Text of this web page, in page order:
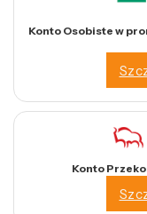
Konto Osobiste w
Konto